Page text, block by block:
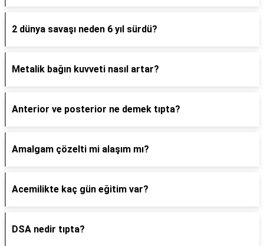
2 dünya savaşı neden 6 yıl sürdü?
Metalik bağın kuvveti nasıl artar?
Anterior ve posterior ne demek tıpta?
Amalgam çözelti mi alaşım mı?
Acemilikte kaç gün eğitim var?
DSA nedir tıpta?